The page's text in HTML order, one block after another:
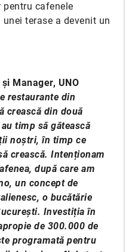
cafenele
terase a devenit un
Manager, UNO
restaurante din
crească din două
timp să gătească
noștri, în timp ce
crească. Intenționam
după care am
un concept de
o bucătărie
Investiția în
de 300.000 de
programată pentru